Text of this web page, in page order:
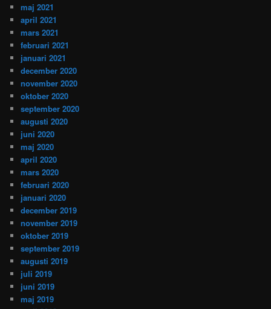
maj 2021
april 2021
mars 2021
februari 2021
januari 2021
december 2020
november 2020
oktober 2020
september 2020
augusti 2020
juni 2020
maj 2020
april 2020
mars 2020
februari 2020
januari 2020
december 2019
november 2019
oktober 2019
september 2019
augusti 2019
juli 2019
juni 2019
maj 2019